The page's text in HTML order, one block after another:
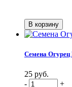
Семена Огурец
25 руб.
-
+